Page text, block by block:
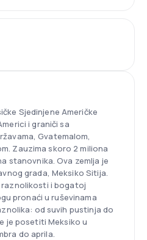
Sjedinjene Američke
i graniči sa
Gvatemalom,
Zauzima skoro 2 miliona
stanovnika. Ova zemlja je
grada, Meksiko Sitija.
i bogatoj
pronaći u ruševinama
od suvih pustinja do
je posetiti Meksiko u
do aprila.